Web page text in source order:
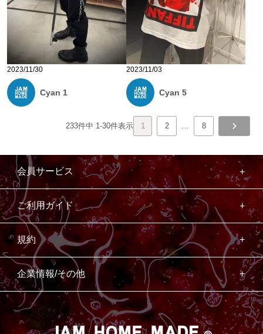
2023/11/30
Cyan 1
2023/11/03
Cyan 5
233件中 1-30件表示 1 2 … 8
会員サービス
ご利用ガイド
規約
企業情報/その他